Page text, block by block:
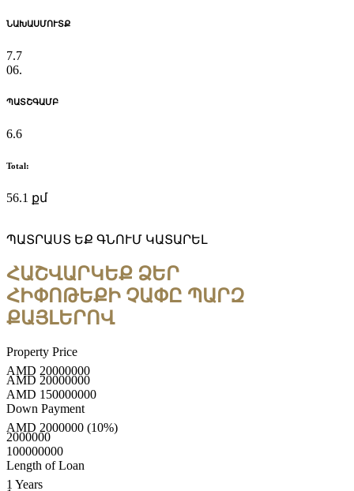
ՆԱԽԱՍՄՈՒՏՔ
7.7
06.
ՊԱՏՇԳԱՄԲ
6.6
Total:
56.1 քմ
ՊԱՏՐԱՍՏ ԵՔ ԳՆՈՒՄ ԿԱՏԱՐԵԼ
ՀԱՇՎԱՐԿԵՔ ՁԵՐ
ՀԻՓՈԹԵՔԻ ՉԱՓԸ ՊԱՐԶ
ՔԱՅԼԵՐՈՎ
Property Price
AMD 20000000
AMD 20000000
AMD 150000000
Down Payment
AMD 2000000 (10%)
2000000
100000000
Length of Loan
1 Years